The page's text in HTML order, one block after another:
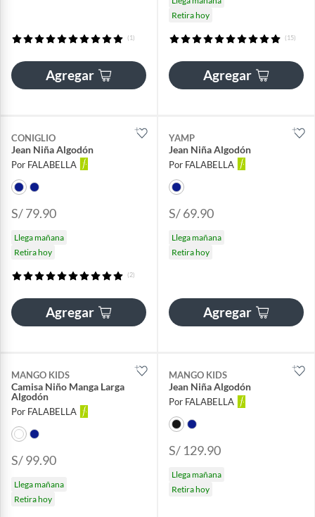
(1)
Agregar
Retira hoy
(15)
Agregar
CONIGLIO
Jean Niña Algodón
Por FALABELLA
S/ 79.90
Llega mañana
Retira hoy
(2)
Agregar
YAMP
Jean Niña Algodón
Por FALABELLA
S/ 69.90
Llega mañana
Retira hoy
Agregar
MANGO KIDS
Camisa Niño Manga Larga
Algodón
Por FALABELLA
S/ 99.90
Llega mañana
Retira hoy
MANGO KIDS
Jean Niña Algodón
Por FALABELLA
S/ 129.90
Llega mañana
Retira hoy